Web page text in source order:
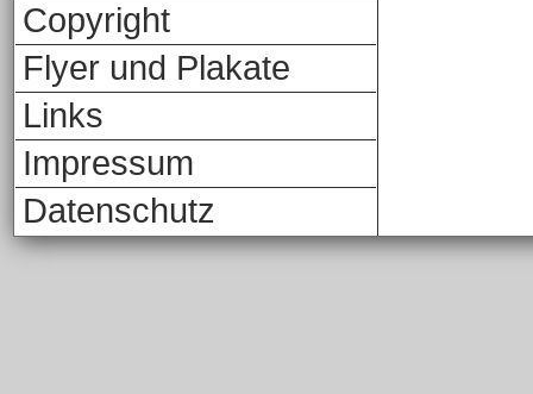
Copyright
Flyer und Plakate
Links
Impressum
Datenschutz